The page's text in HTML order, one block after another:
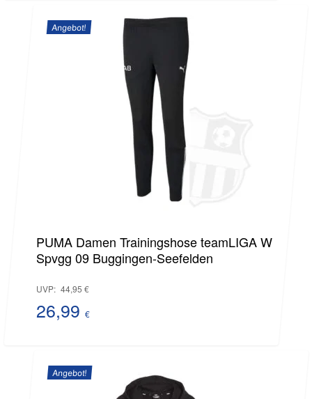
33,89 €
Preis
ist:Angebot!
PUMA Damen Trainingshose teamLIGA W
Spvgg 09 Buggingen-Seefelden
UVP: 44,95 €
44,95 €
26,99 €
Preis
ist:Angebot!